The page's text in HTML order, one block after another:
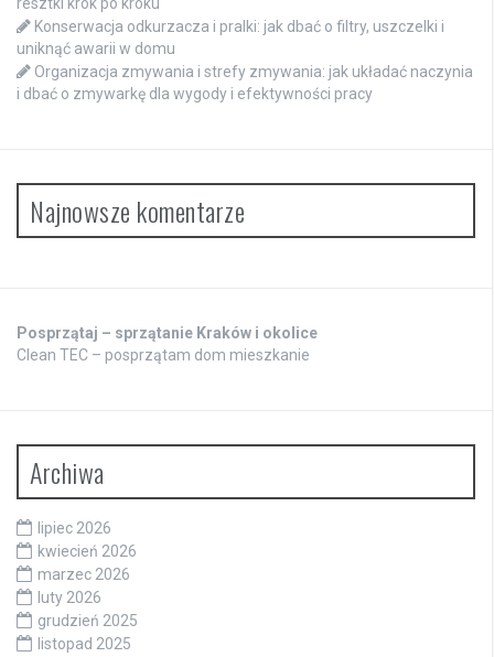
resztki krok po kroku
Konserwacja odkurzacza i pralki: jak dbać o filtry, uszczelki i
uniknąć awarii w domu
Organizacja zmywania i strefy zmywania: jak układać naczynia
i dbać o zmywarkę dla wygody i efektywności pracy
Najnowsze komentarze
Posprzątaj – sprzątanie Kraków i okolice
Clean TEC – posprzątam dom mieszkanie
Archiwa
lipiec 2026
kwiecień 2026
marzec 2026
luty 2026
grudzień 2025
listopad 2025